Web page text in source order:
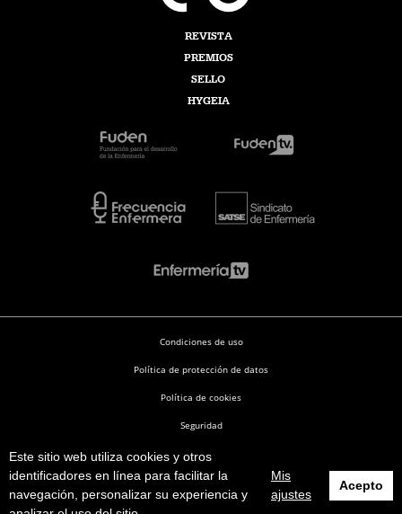
Este sitio web utiliza cookies y otros
identificadores en línea para facilitar la
navegación, personalizar su experiencia y
Mis
ajustes
Acepto
REVISTA
PREMIOS
SELLO
HYGEIA
Enfermería en Desarrollo © 2026
Condiciones de uso
Política de protección de datos
Política de cookies
Seguridad